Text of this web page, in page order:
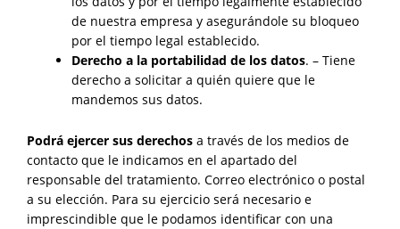
de nuestra empresa y asegurándole su bloqueo
por el tiempo legal establecido.
Derecho a la portabilidad de los datos. – Tiene
derecho a solicitar a quién quiere que le
mandemos sus datos.
Podrá ejercer sus derechos a través de los medios de
contacto que le indicamos en el apartado del
responsable del tratamiento. Correo electrónico o postal
a su elección. Para su ejercicio será necesario e
imprescindible que le podamos identificar con una